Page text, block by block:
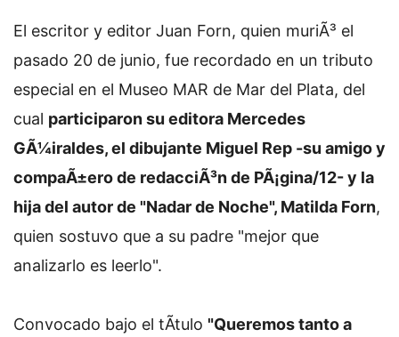
El escritor y editor Juan Forn, quien muriÃ³ el
pasado 20 de junio, fue recordado en un tributo
especial en el Museo MAR de Mar del Plata, del
cual participaron su editora Mercedes
GÃ¼iraldes, el dibujante Miguel Rep -su amigo y
compaÃ±ero de redacciÃ³n de PÃ¡gina/12- y la
hija del autor de "Nadar de Noche", Matilda Forn,
quien sostuvo que a su padre "mejor que
analizarlo es leerlo".
Convocado bajo el tÃ­tulo "Queremos tanto a